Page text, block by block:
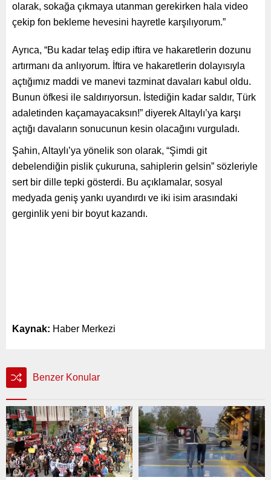
olarak, sokağa çıkmaya utanman gerekirken hala video
çekip fon bekleme hevesini hayretle karşılıyorum.”
Ayrıca, “Bu kadar telaş edip iftira ve hakaretlerin dozunu
artırmanı da anlıyorum. İftira ve hakaretlerin dolayısıyla
açtığımız maddi ve manevi tazminat davaları kabul oldu.
Bunun öfkesi ile saldırıyorsun. İstediğin kadar saldır, Türk
adaletinden kaçamayacaksın!” diyerek Altaylı’ya karşı
açtığı davaların sonucunun kesin olacağını vurguladı.
Şahin, Altaylı’ya yönelik son olarak, “Şimdi git
debelendiğin pislik çukuruna, sahiplerin gelsin” sözleriyle
sert bir dille tepki gösterdi. Bu açıklamalar, sosyal
medyada geniş yankı uyandırdı ve iki isim arasındaki
gerginlik yeni bir boyut kazandı.
Kaynak: Haber Merkezi
Benzer Konular